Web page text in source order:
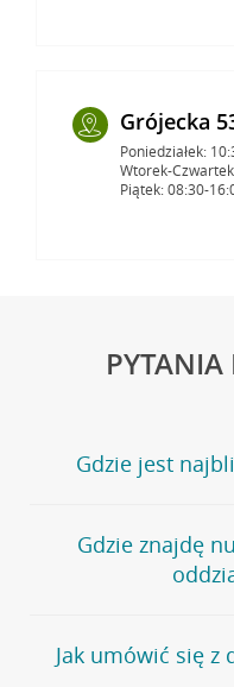
Grójecka
Poniedziałek:
Wtorek-
Piątek: 08:30-
Gdzie jest
Jeśli szukasz oddziału
stronęPlacówki i
wygodna wyszukiwarka.
oddziałów
Gdzie znajdę
Bank Credit Agricole nie
telefonu do placówki
Jak umówić się z